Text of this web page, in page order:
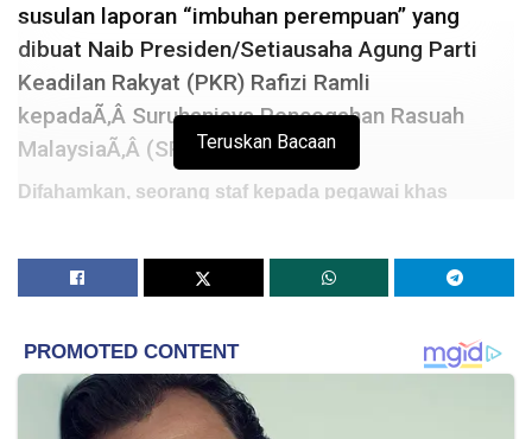
susulan laporan “imbuhan perempuan” yang
dibuat Naib Presiden/Setiausaha Agung Parti
Keadilan Rakyat (PKR) Rafizi Ramli
kepadaÃ‚Â Suruhanjaya Pencegahan Rasuah
MalaysiaÃ‚Â (SPRM).
Difahamkan, seorang staf kepada pegawai khas
membuat laporan SPRM.
perempuan ituÃ‚Â melibatkan beberapaÃ‚Â YB PKR di
Selangor dengan bos syarikatÃ‚Â Kumpulan Pelaburan
Darul Ehsan Berhad (DEIG).
Teruskan Bacaan